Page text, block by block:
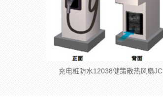
充电桩防水12038健策散热风扇JC